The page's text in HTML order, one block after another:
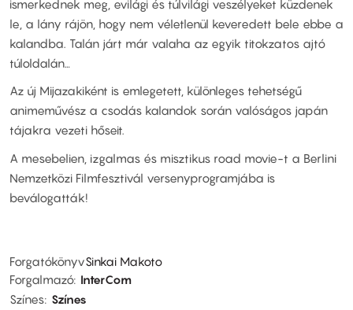
ismerkednek meg, evilági és túlvilági veszélyeket küzdenek
le, a lány rájön, hogy nem véletlenül keveredett bele ebbe a
kalandba. Talán járt már valaha az egyik titokzatos ajtó
túloldalán…
Az új Mijazakiként is emlegetett, különleges tehetségű
animeművész a csodás kalandok során valóságos japán
tájakra vezeti hőseit.
A mesebelien, izgalmas és misztikus road movie-t a Berlini
Nemzetközi Filmfesztivál versenyprogramjába is
beválogatták!
ForgatókönyvSinkai Makoto
Forgalmazó InterCom
Színes Színes